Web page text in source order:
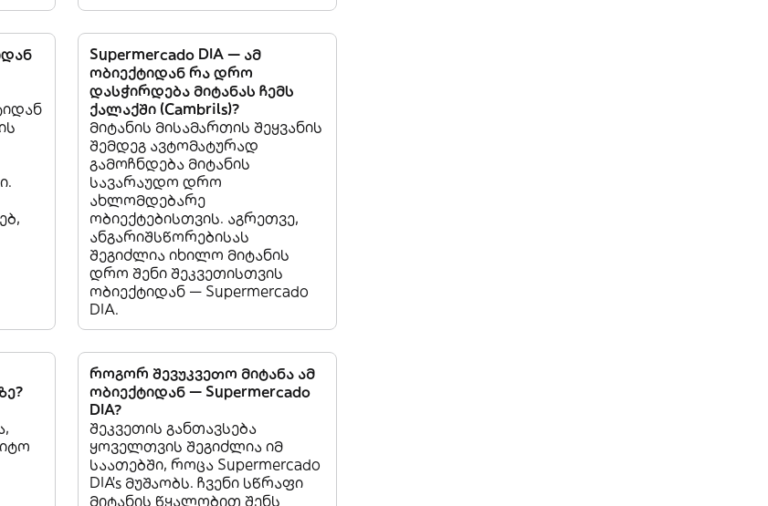
Supermercado DIA — ამ
ობიექტიდან რა დრო
დასჭირდება მიტანას ჩემს
ქალაქში (Cambrils)?
მიტანის მისამართის შეყვანის
შემდეგ ავტომატურად
გამოჩნდება მიტანის
სავარაუდო დრო
ახლომდებარე
ობიექტებისთვის. აგრეთვე,
ანგარიშსწორებისას
შეგიძლია იხილო მიტანის
დრო შენი შეკვეთისთვის
ობიექტიდან — Supermercado
DIA.
როგორ შევუკვეთო მიტანა ამ
ობიექტიდან — Supermercado
DIA?
შეკვეთის განთავსება
ყოველთვის შეგიძლია იმ
საათებში, როცა Supermercado
DIA’s მუშაობს. ჩვენი სწრაფი
მიტანის წყალობით შენს